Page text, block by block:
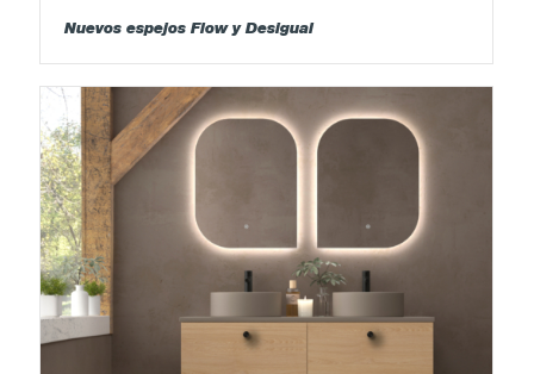
Nuevos espejos Flow y Desigual